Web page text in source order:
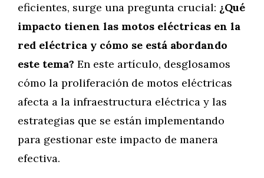
eficientes, surge una pregunta crucial: ¿Qué
impacto tienen las motos eléctricas en la
red eléctrica y cómo se está abordando
este tema? En este artículo, desglosamos
cómo la proliferación de motos eléctricas
afecta a la infraestructura eléctrica y las
estrategias que se están implementando
para gestionar este impacto de manera
efectiva.